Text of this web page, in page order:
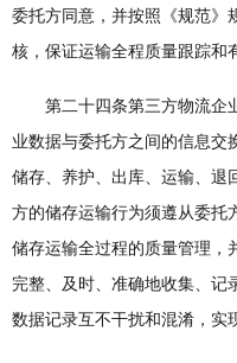
委托方同意，并按照《规范》
核，保证运输全程质量跟踪和
第二十四条第三方物流企
业数据与委托方之间的信息交
储存、养护、出库、运输、退
方的储存运输行为须遵从委托
储存运输全过程的质量管理，
完整、及时、准确地收集、记
数据记录互不干扰和混淆，实